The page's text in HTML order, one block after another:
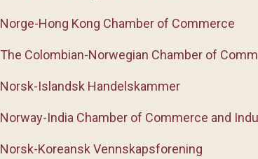
Norge-Hong Kong Chamber of Commerce
The Colombian-Norwegian Chamber of
Norsk-Islandsk Handelskammer
Norway-India Chamber of Commerce and
Norsk-Koreansk Vennskapsforening